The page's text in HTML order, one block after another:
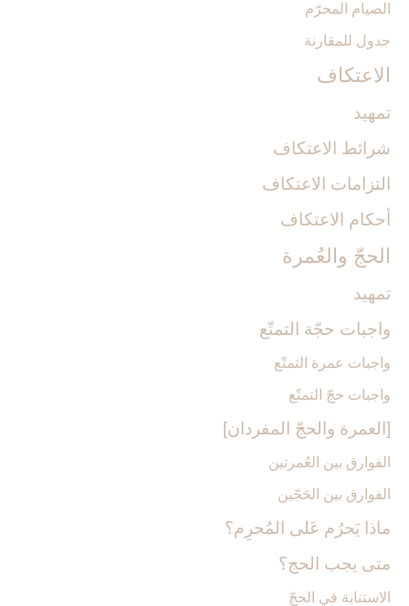
الصيام المحرّم‏
جدول للمقارنة
الاعتكاف‏
تمهيد
شرائط الاعتكاف
التزامات الاعتكاف
أحكام الاعتكاف
الحجّ والعُمرة
تمهيد
واجبات حجّة التمتّع‏
واجبات عمرة التمتّع
واجبات حجّ التمتّع
[العمرة والحجّ المفردان‏]
الفوارق بين العُمرتين
الفوارق بين الحَجّين
ماذا يَحرُم عَلى المُحرِم؟
متى يجب الحج؟
الاستنابة في الحجّ‏